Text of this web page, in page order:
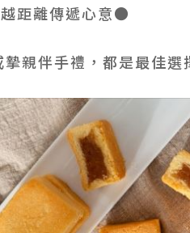
距離傳遞心意●
親伴手禮，都是最佳選